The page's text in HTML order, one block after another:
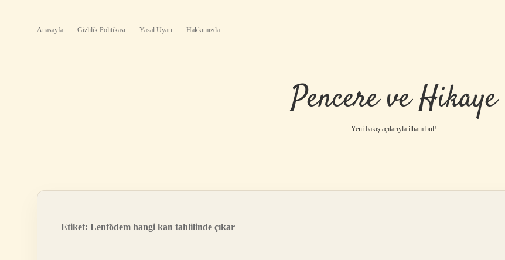
Anasayfa Gizlilik Politikası Yasal Uyarı Hakkımızda
Pencere ve Hikaye
Yeni bakış açılarıyla ilham bul!
Etiket: Lenfödem hangi kan tahlilinde çıkar